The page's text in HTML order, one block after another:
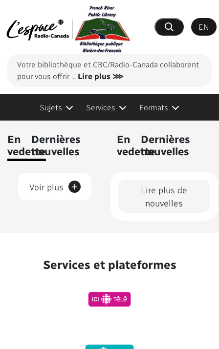
Recherche
EN
Votre bibliothèque et CBC/Radio-Canada collaborent
pour vous offrir ... Lire plus ⋙
Sujets Services Formats
En
vedette
Dernières
nouvelles
Lire plus de
nouvelles
En
vedette
Dernières
nouvelles
Voir plus +
Services et plateformes